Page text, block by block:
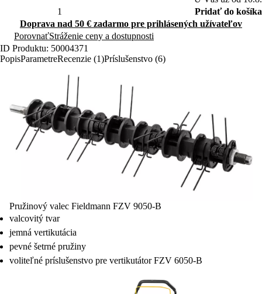
ID Produktu: 50004371
Recenzie (1)
Pružinový valec Fieldmann FZV 9050-B
pevné šetrné pružiny
voliteľné príslušenstvo pre vertikutátor FZV 6050-B